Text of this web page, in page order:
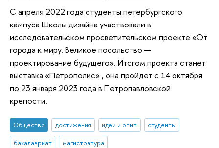
С апреля 2022 года студенты петербургского
кампуса Школы дизайна участвовали в
исследовательском просветительском проекте «От
города к миру. Великое посольство —
проектирование будущего». Итогом проекта станет
выставка «Петрополис» , она пройдет с 14 октября
по 23 января 2023 года в Петропавловской
крепости.
Общество достижения идеи и опыт
студенты
бакалавриат
магистратура